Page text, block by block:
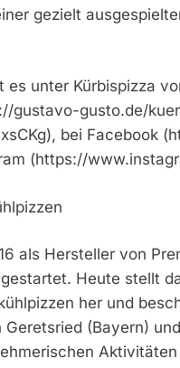
gezielt
unter Kürbispizza
gustavo-gusto.de/
bei Facebook
(https://
als Hersteller von
Heute stellt
her und
(Bayern)